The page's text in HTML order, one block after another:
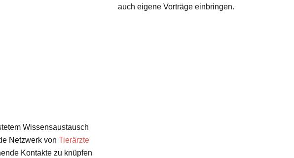
auch eigene Vorträge einbringen.
Wissensaustausch
Netzwerk vonTierärzte
Kontakte zu knüpfen